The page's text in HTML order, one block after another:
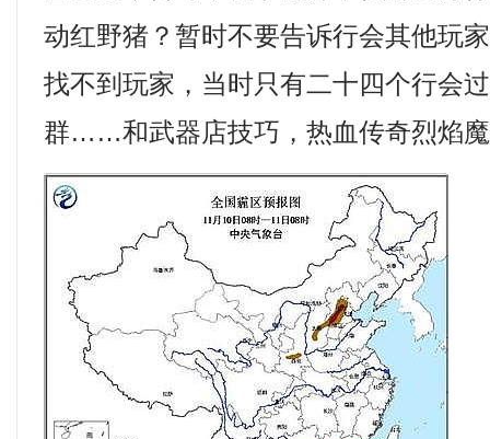
动红野猪？暂时不要告诉行会其他玩
找不到玩家，当时只有二十四个行会
群……和武器店技巧，热血传奇烈焰